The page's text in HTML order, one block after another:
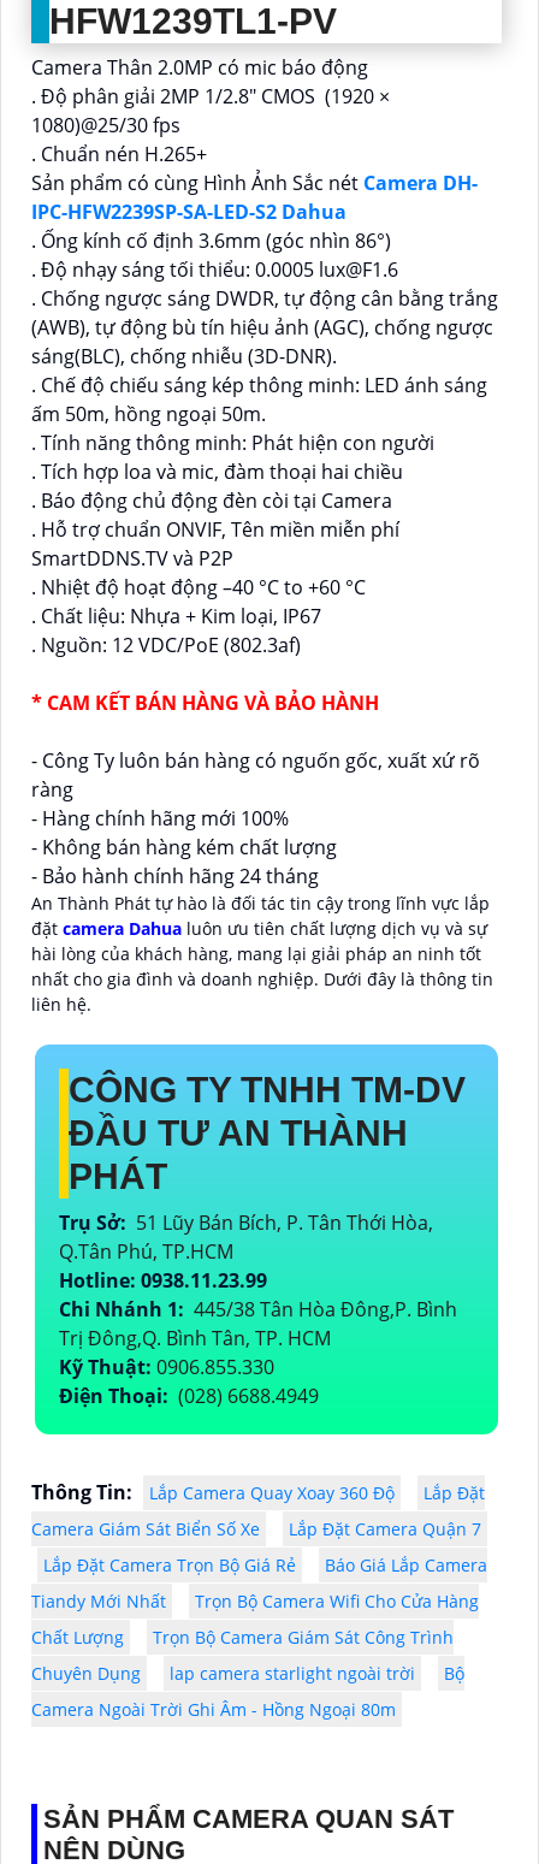
HFW1239TL1-PV
Camera Thân 2.0MP có mic báo động
. Độ phân giải 2MP 1/2.8" CMOS (1920 ×
1080)@25/30 fps
. Chuẩn nén H.265+
Sản phẩm có cùng Hình Ảnh Sắc nét Camera DH-
IPC-HFW2239SP-SA-LED-S2 Dahua
. Ống kính cố định 3.6mm (góc nhìn 86°)
. Độ nhạy sáng tối thiểu: 0.0005 lux@F1.6
. Chống ngược sáng DWDR, tự động cân bằng trắng
(AWB), tự động bù tín hiệu ảnh (AGC), chống ngược
sáng(BLC), chống nhiễu (3D-DNR).
. Chế độ chiếu sáng kép thông minh: LED ánh sáng
ấm 50m, hồng ngoại 50m.
. Tính năng thông minh: Phát hiện con người
. Tích hợp loa và mic, đàm thoại hai chiều
. Báo động chủ động đèn còi tại Camera
. Hỗ trợ chuẩn ONVIF, Tên miền miễn phí
SmartDDNS.TV và P2P
. Nhiệt độ hoạt động –40 °C to +60 °C
. Chất liệu: Nhựa + Kim loại, IP67
. Nguồn: 12 VDC/PoE (802.3af)
* CAM KẾT BÁN HÀNG VÀ BẢO HÀNH
- Công Ty luôn bán hàng có nguốn gốc, xuất xứ rõ
ràng
- Hàng chính hãng mới 100%
- Không bán hàng kém chất lượng
- Bảo hành chính hãng 24 tháng
An Thành Phát tự hào là đối tác tin cậy trong lĩnh vực lắp
đặt camera Dahua luôn ưu tiên chất lượng dịch vụ và sự
hài lòng của khách hàng, mang lại giải pháp an ninh tốt
nhất cho gia đình và doanh nghiệp. Dưới đây là thông tin
liên hệ.
CÔNG TY TNHH TM-DV
ĐẦU TƯ AN THÀNH
PHÁT
Trụ Sở: 51 Lũy Bán Bích, P. Tân Thới Hòa,
Q.Tân Phú, TP.HCM
Hotline: 0938.11.23.99
Chi Nhánh 1: 445/38 Tân Hòa Đông,P. Bình
Trị Đông,Q. Bình Tân, TP. HCM
Kỹ Thuật: 0906.855.330
Điện Thoại: (028) 6688.4949
Thông Tin: Lắp Camera Quay Xoay 360 Độ
Lắp Đặt
Camera Giám Sát Biển Số Xe
Lắp Đặt Camera Quận 7
Lắp Đặt Camera Trọn Bộ Giá Rẻ
Báo Giá Lắp Camera
Tiandy Mới Nhất
Trọn Bộ Camera Wifi Cho Cửa Hàng
Chất Lượng
Trọn Bộ Camera Giám Sát Công Trình
Chuyên Dụng
lap camera starlight ngoài trời
Bộ
Camera Ngoài Trời Ghi Âm - Hồng Ngoại 80m
SẢN PHẨM CAMERA QUAN SÁT
NÊN DÙNG